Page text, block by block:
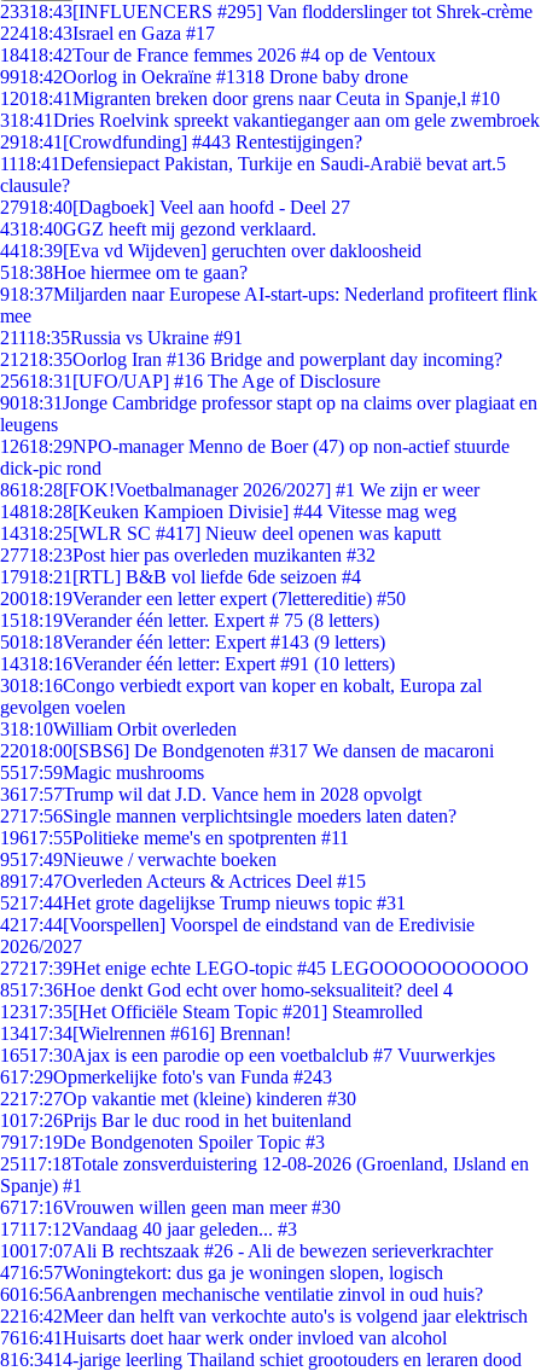
23318:43[INFLUENCERS #295] Van flodderslinger tot Shrek-crème
22418:43Israel en Gaza #17
18418:42Tour de France femmes 2026 #4 op de Ventoux
9918:42Oorlog in Oekraïne #1318 Drone baby drone
12018:41Migranten breken door grens naar Ceuta in Spanje,l #10
318:41Dries Roelvink spreekt vakantieganger aan om gele zwembroek
2918:41 [Crowdfunding] #443 Rentestijgingen?
1118:41Defensiepact Pakistan, Turkije en Saudi-Arabië bevat art.5
clausule?
27918:40[Dagboek] Veel aan hoofd - Deel 27
4318:40GGZ heeft mij gezond verklaard.
4418:39[Eva vd Wijdeven] geruchten over dakloosheid
518:38Hoe hiermee om te gaan?
918:37Miljarden naar Europese AI-start-ups: Nederland profiteert flink
mee
21118:35Russia vs Ukraine #91
21218:35Oorlog Iran #136 Bridge and powerplant day incoming?
25618:31 [UFO/UAP] #16 The Age of Disclosure
9018:31Jonge Cambridge professor stapt op na claims over plagiaat en
leugens
12618:29NPO-manager Menno de Boer (47) op non-actief stuurde
dick-pic rond
8618:28[FOK!Voetbalmanager 2026/2027] #1 We zijn er weer
14818:28[Keuken Kampioen Divisie] #44 Vitesse mag weg
14318:25[WLR SC #417] Nieuw deel openen was kaputt
27718:23Post hier pas overleden muzikanten #32
17918:21 [RTL] B&B vol liefde 6de seizoen #4
20018:19Verander een letter expert (7lettereditie) #50
1518:19Verander één letter. Expert # 75 (8 letters)
5018:18Verander één letter: Expert #143 (9 letters)
14318:16Verander één letter: Expert #91 (10 letters)
3018:16Congo verbiedt export van koper en kobalt, Europa zal
gevolgen voelen
318:10William Orbit overleden
22018:00[SBS6] De Bondgenoten #317 We dansen de macaroni
5517:59Magic mushrooms
3617:57Trump wil dat J.D. Vance hem in 2028 opvolgt
2717:56Single mannen verplichtsingle moeders laten daten?
19617:55Politieke meme's en spotprenten #11
9517:49Nieuwe / verwachte boeken
8917:47Overleden Acteurs & Actrices Deel #15
5217:44Het grote dagelijkse Trump nieuws topic #31
4217:44[Voorspellen] Voorspel de eindstand van de Eredivisie
2026/2027
27217:39Het enige echte LEGO-topic #45 LEGOOOOOOOOOOO
8517:36Hoe denkt God echt over homo-seksualiteit? deel 4
12317:35[Het Officiële Steam Topic #201] Steamrolled
13417:34[Wielrennen #616] Brennan!
16517:30Ajax is een parodie op een voetbalclub #7 Vuurwerkjes
617:29Opmerkelijke foto's van Funda #243
2217:27Op vakantie met (kleine) kinderen #30
1017:26Prijs Bar le duc rood in het buitenland
7917:19De Bondgenoten Spoiler Topic #3
25117:18Totale zonsverduistering 12-08-2026 (Groenland, IJsland en
Spanje) #1
6717:16Vrouwen willen geen man meer #30
17117:12Vandaag 40 jaar geleden... #3
10017:07Ali B rechtszaak #26 - Ali de bewezen serieverkrachter
4716:57Woningtekort: dus ga je woningen slopen, logisch
6016:56Aanbrengen mechanische ventilatie zinvol in oud huis?
2216:42Meer dan helft van verkochte auto's is volgend jaar elektrisch
7616:41Huisarts doet haar werk onder invloed van alcohol
816:3414-jarige leerling Thailand schiet grootouders en leraren dood